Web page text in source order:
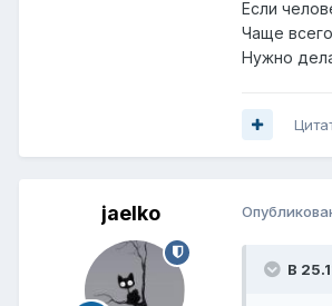
Если
Чаще
Нужно
jaelko
В